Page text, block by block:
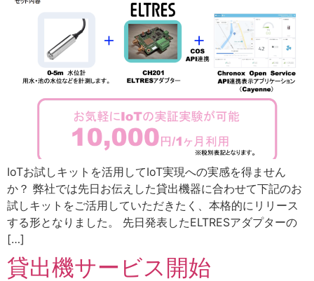
IoTお試しキットを活用してIoT実現への実感を得ません
か？ 弊社では先日お伝えした貸出機器に合わせて下記のお
試しキットをご活用していただきたく、本格的にリリース
する形となりました。 先日発表したELTRESアダプターの
[…]
貸出機サービス開始